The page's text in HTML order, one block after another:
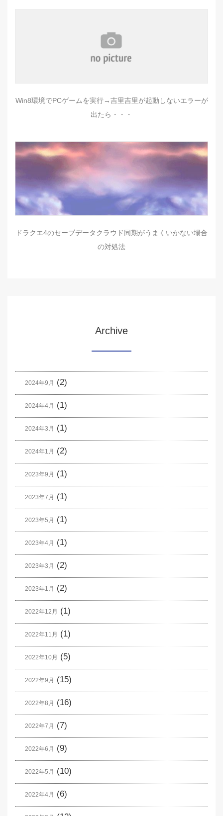
Win8環境でPCゲームを実行→吉里吉里が起動しないエラーが
出たら・・・
ドラクエ4のセーブデータクラウド同期がうまくいかない場合
の対処法
Archive
2024年9月 (2)
2024年4月 (1)
2024年3月 (1)
2024年1月 (2)
2023年9月 (1)
2023年7月 (1)
2023年5月 (1)
2023年4月 (1)
2023年3月 (2)
2023年1月 (2)
2022年12月 (1)
2022年11月 (1)
2022年10月 (5)
2022年9月 (15)
2022年8月 (16)
2022年7月 (7)
2022年6月 (9)
2022年5月 (10)
2022年4月 (6)